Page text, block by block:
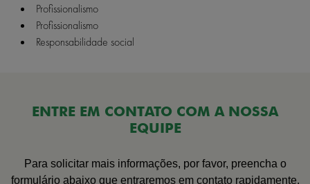
Profissionalismo
Profissionalismo
Responsabilidade social
ENTRE EM CONTATO COM A NOSSA
EQUIPE
Para solicitar mais informações, por favor, preencha o
formulário abaixo que entraremos em contato rapidamente.